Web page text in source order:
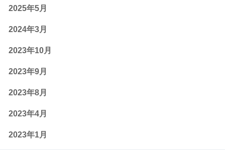
2025年5月
2024年3月
2023年10月
2023年9月
2023年8月
2023年4月
2023年1月